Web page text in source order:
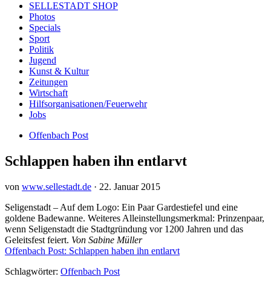
SELLESTADT SHOP
Photos
Specials
Sport
Politik
Jugend
Kunst & Kultur
Zeitungen
Wirtschaft
Hilfsorganisationen/Feuerwehr
Jobs
Offenbach Post
Schlappen haben ihn entlarvt
von www.sellestadt.de · 22. Januar 2015
Seligenstadt – Auf dem Logo: Ein Paar Gardestiefel und eine
goldene Badewanne. Weiteres Alleinstellungsmerkmal: Prinzenpaar,
wenn Seligenstadt die Stadtgründung vor 1200 Jahren und das
Geleitsfest feiert. Von Sabine Müller
Offenbach Post: Schlappen haben ihn entlarvt
Schlagwörter: Offenbach Post